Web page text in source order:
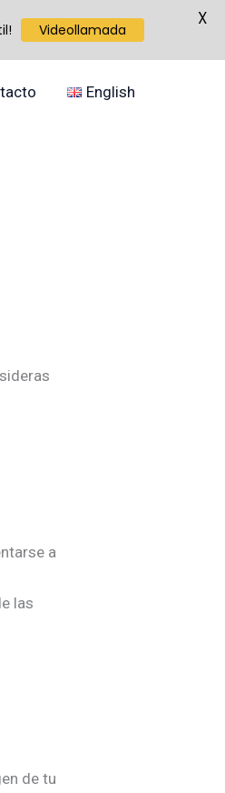
English
a
las
de tu
Videollamada
X